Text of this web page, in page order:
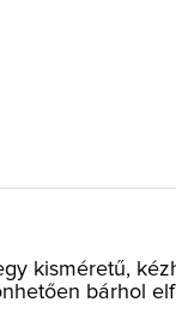
kisméretű,
bárhol